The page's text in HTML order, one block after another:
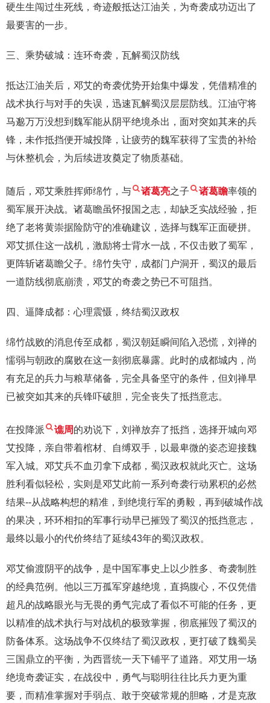
硬生生闯过生死线，奇迹般抵达江油关，为奇袭成功迈出了
最要害的一步。
三、乘势破城：连环奇袭，瓦解蜀汉防线
抵达江油关后，邓艾的奇袭优势开始集中爆发，凭借精准的
战术执行与对手的失误，迅速瓦解蜀汉层层防线。江油守将
马邈万万没想到魏军能从阴平绝境杀出，面对突如其来的兵
锋，未作抵挡便开城投降，让疲劳的魏军获得了宝贵的补给
与休整机会，为后续进攻奠定了物质基础。
随后，邓艾乘胜挥师绵竹，与 诸葛亮之子 诸葛瞻率领的
蜀军展开决战。诸葛瞻虽怀报国之志，却缺乏实战经验，拒
绝了老将黄崇据险防守的准确建议，选择与魏军正面硬拼。
邓艾抓住这一战机，激励将士背水一战，不仅击败了蜀军，
更阵斩诸葛瞻父子。绵竹失守，成都门户洞开，蜀汉的最后
一道防线彻底崩溃，邓艾的奇袭之势已不可阻挡。
四、逼降成都：心理震慑，终结蜀汉政权
绵竹战败的消息传至成都，蜀汉朝廷瞬间陷入恐慌，刘禅的
懦弱与朝政的腐败在这一刻彻底暴露。此时的成都城内，尚
有充足的兵力与粮草储备，完全具备坚守的条件，但刘禅早
已被突如其来的兵锋吓破胆，完全丧失了抵挡意志。
在投降派 谯周的劝说下，刘禅放弃了抵挡，选择开城向邓
艾投降，亲自带着棺材、自缚双手，以最卑微的姿态迎接魏
军入城。邓艾兵不血刃拿下成都，蜀汉政权就此灭亡。这场
胜利看似轻松，实则是邓艾此前一系列奇袭行动累积的必然
结果--从战略构想的精准，到绝境行军的勇毅，再到破城作战
的果决，环环相扣的军事行动早已摧毁了蜀汉的抵挡意志，
最终以最小的代价终结了延续43年的蜀汉政权。
邓艾偷渡阴平的战争，是中国军事史上以少胜多、奇袭制胜
的经典范例。他以三万孤军穿越绝境，直捣腹心，不仅凭借
超凡的战略眼光与无畏的勇气完成了看似不可能的任务，更
以精准的战术执行与对战机的极致掌握，彻底摧毁了蜀汉的
防备体系。这场战争不仅终结了蜀汉政权，更打破了魏蜀吴
三国鼎立的平衡，为西晋统一天下铺平了道路。邓艾用一场
绝境奇袭证实，在战役中，勇气与聪明往往比兵力更为重
要，而精准掌握对手弱点、敢于突破常规的胆略，才是克敌